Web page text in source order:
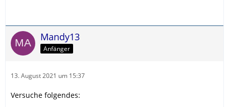
Mandy13
Anfänger
13. August 2021 um 15:37
Versuche folgendes: